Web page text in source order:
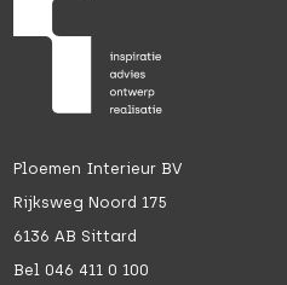
Ploemen Interieur BV
Rijksweg Noord 175
6136 AB Sittard
Bel 046 411 0 100